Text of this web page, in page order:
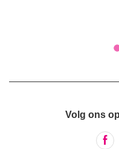
Volg ons